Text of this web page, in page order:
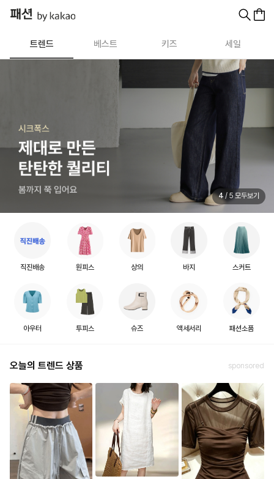
트렌드 베스트 키즈 세일
5 / 5 모두보기
직진배송 원피스 상의 바지 스커트
아우터 투피스 슈즈 액세서리 패션소품
오늘의 트렌드 상품 sponsored